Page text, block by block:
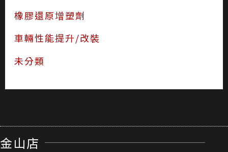
橡膠還原增塑劑
車輛性能提升/改裝
未分類
金山店